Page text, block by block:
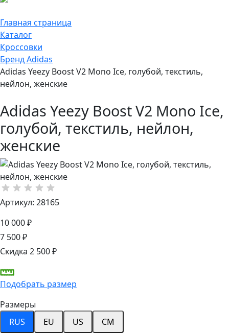
Главная страница
Каталог
Кроссовки
Бренд Adidas
Adidas Yeezy Boost V2 Mono Ice, голубой, текстиль,
нейлон, женские
Adidas Yeezy Boost V2 Mono Ice,
голубой, текстиль, нейлон,
женские
Артикул: 28165
10 000 ₽
7 500 ₽
Скидка 2 500 ₽
Подобрать размер
Размеры
RUS
EU US CM